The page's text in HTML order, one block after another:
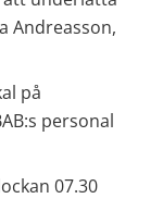
Andreasson,
på
personal
07.30